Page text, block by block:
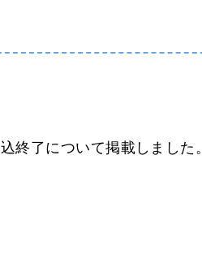
終了について掲載しました。